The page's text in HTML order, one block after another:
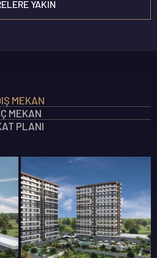
YAKIN
MEKAN
MEKAN
PLANI
ÖZELLIKLERI
ÖZELLIKLERI
ÖZELLIKLERI
TÖMÜK